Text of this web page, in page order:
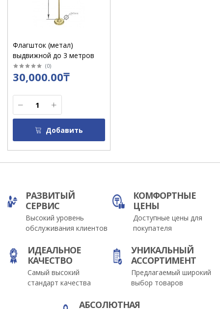
Флагшток (метал)
выдвижной до 3 метров
(0)
30,000.00₸
Добавить
РАЗВИТЫЙ
СЕРВИС
Высокий уровень
обслуживания клиентов
КОМФОРТНЫЕ
ЦЕНЫ
Доступные цены для
покупателя
ИДЕАЛЬНОЕ
КАЧЕСТВО
Самый высокий
стандарт качества
УНИКАЛЬНЫЙ
АССОРТИМЕНТ
Предлагаемый широкий
выбор товаров
АБСОЛЮТНАЯ